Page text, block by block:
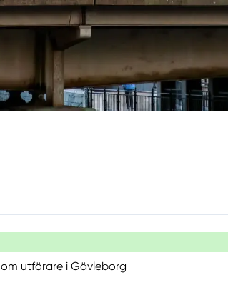
utförare i Gävleborg